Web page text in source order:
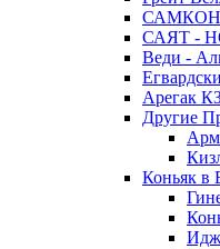
САМКОН
САЯТ -
Веди -
Арегак
Другие
Коньяк в